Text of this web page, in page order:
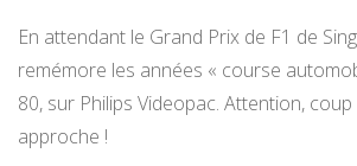
En attendant le Grand Prix de F1 de
remémore les années « course
80, sur Philips Videopac. Attention,
approche !